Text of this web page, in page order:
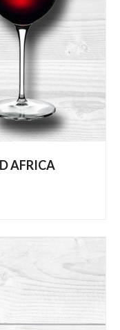
AFRICA